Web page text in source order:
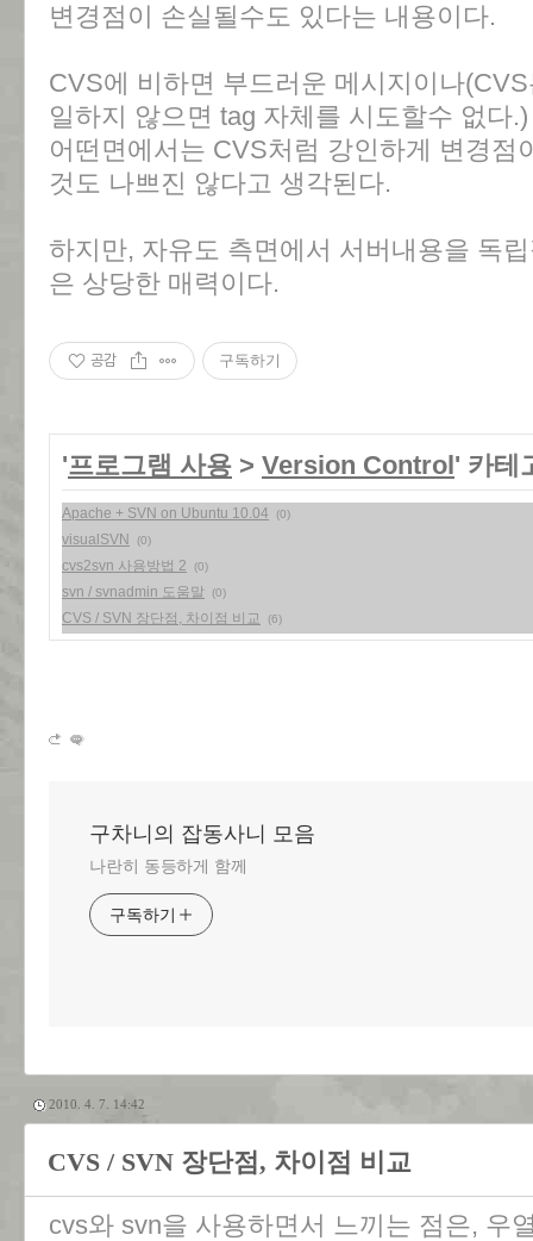
변경점이 손실될수도 있다는 내용이다.
CVS에 비하면 부드러운 메시지이나
일하지 않으면 tag 자체를 시도할수 없다.)
어떤면에서는 CVS처럼 강인하게 변경점
것도 나쁘진 않다고 생각된다.
하지만, 자유도 측면에서 서버내용을 독
은 상당한 매력이다.
공감 구독하기
'프로그램 사용 > Version Control' 카테
Apache + SVN on Ubuntu 10.04 (0)
visualSVN (0)
cvs2svn 사용방법 2 (0)
svn / svnadmin 도움말 (0)
CVS / SVN 장단점, 차이점 비교 (6)
구차니의 잡동사니 모음
나란히 동등하게 함께
구독하기
2010. 4. 7. 14:42
CVS / SVN 장단점, 차이점 비교
cvs와 svn을 사용하면서 느끼는 점은, 우